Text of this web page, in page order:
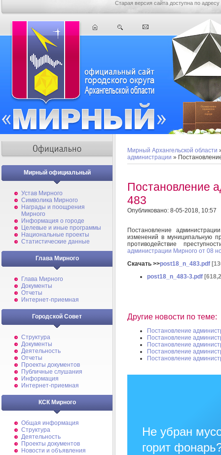
Старая версия сайта доступна по адресу
Мирный официальный
Устав Мирного
Символика Мирного
Награды и поощрения
Мирного
Информация о городе
Целевые и иные программы
Национальные проекты
Статистические данные
Глава Мирного
Глава Мирного
Документы
Отчеты
Интернет-приемная
Городской Совет
Структура
Документы
Деятельность
Отчеты
Проекты документов
Публичные слушания
Информация
Интернет-приемная
КСК Мирного
Общая информация
Структура
Деятельность
Проекты документов
Новости и объявления
Мирный Архангельской области
администрации »
Постановление
483
Опубликовано: 8-05-2018, 10:57
Постановление
изменений в муниципальную
противодействие
администрации Мирного от 08
Скачать >>post18_n_483.pdf
post18_n_483-3.pdf
Другие новости по теме:
Постановление
Постановление
Постановление
Постановление
Постановление
Не убран
горит